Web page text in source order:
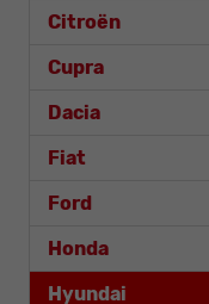
Citroën
Cupra
Dacia
Fiat
Ford
Honda
Hyundai